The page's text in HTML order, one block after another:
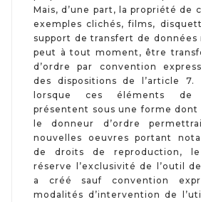
Mais, d’une part, la propriété de
exemples clichés, films,
support de transfert de données
peut à tout moment, être
d’ordre par convention
des dispositions de l’article 7.
lorsque ces éléments de
présentent sous une forme dont
le donneur d’ordre
nouvelles oeuvres portant
de droits de reproduction,
réserve l’exclusivité de l’outil
a créé sauf convention
modalités d’intervention de